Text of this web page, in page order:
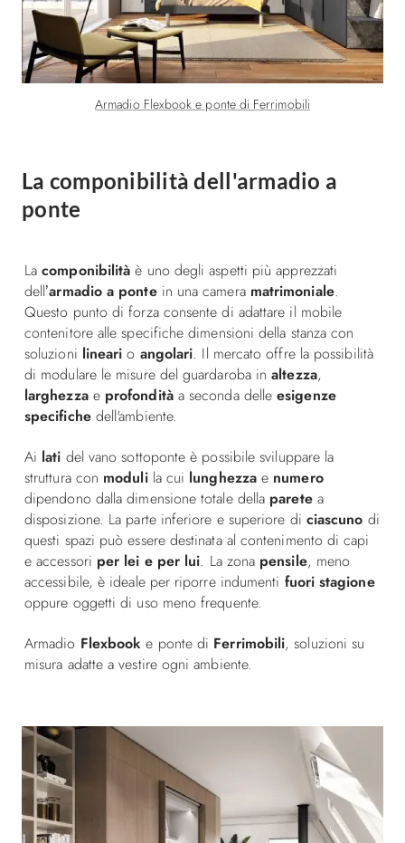
Armadio Flexbook e ponte di Ferrimobili
La componibilità dell'armadio a
ponte
Lacomponibilità è uno degli aspetti più apprezzati
dell’armadio a ponte in una cameramatrimoniale.
Questo punto di forza consente di adattare il mobile
contenitore alle specifiche dimensioni della stanza con
soluzioni lineario angolari. Il mercato offre la possibilità
di modulare le misure del guardaroba inaltezza,
larghezzae profonditàa seconda delleesigenze
specifichedell'ambiente.
Ai lati del vano sottoponte è possibile sviluppare la
struttura con moduli la cui lunghezzae numero
dipendono dalla dimensione totale della parete a
disposizione. La parte inferiore e superiore di ciascuno di
questi spazi può essere destinata al contenimento di capi
e accessori per lei e per lui. La zona pensile, meno
accessibile, è ideale per riporre indumenti fuori stagione
oppure oggetti di uso meno frequente.
Armadio Flexbooke ponte di Ferrimobili, soluzioni su
misura adatte a vestire ogni ambiente.